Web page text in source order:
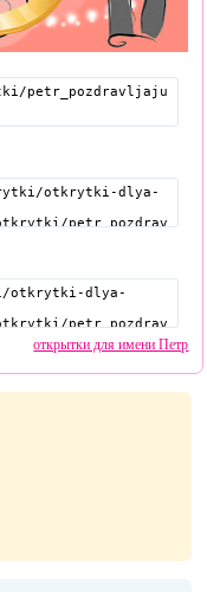
открытки для имени Петр